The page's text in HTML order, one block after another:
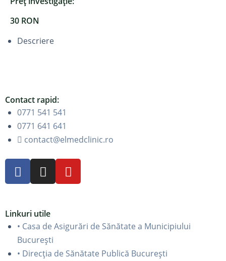
30 RON
Descriere
Contact rapid:
0771 541 541
0771 641 641
contact@elmedclinic.ro
Linkuri utile
• Casa de Asigurări de Sănătate a Municipiului
București
• Direcția de Sănătate Publică București